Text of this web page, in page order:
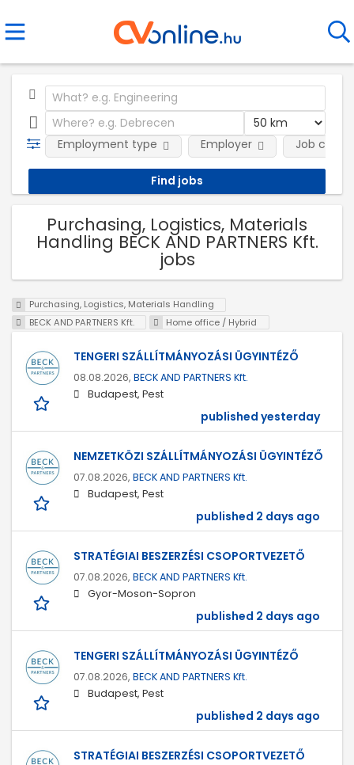
Employment type Employer Job
Purchasing, Logistics, Materials
Handling BECK AND PARTNERS Kft.
jobs
Purchasing, Logistics, Materials Handling
BECK AND PARTNERS Kft.
Home office / Hybrid
TENGERI SZÁLLÍTMÁNYOZÁSI ÜGYINTÉZŐ
08.08.2026, BECK AND PARTNERS Kft.
Budapest, Pest
published yesterday
NEMZETKÖZI SZÁLLÍTMÁNYOZÁSI ÜGYINTÉZŐ
07.08.2026, BECK AND PARTNERS Kft.
Budapest, Pest
published 2 days ago
STRATÉGIAI BESZERZÉSI CSOPORTVEZETŐ
07.08.2026, BECK AND PARTNERS Kft.
Gyor-Moson-Sopron
published 2 days ago
TENGERI SZÁLLÍTMÁNYOZÁSI ÜGYINTÉZŐ
07.08.2026, BECK AND PARTNERS Kft.
Budapest, Pest
published 2 days ago
STRATÉGIAI BESZERZÉSI CSOPORTVEZETŐ